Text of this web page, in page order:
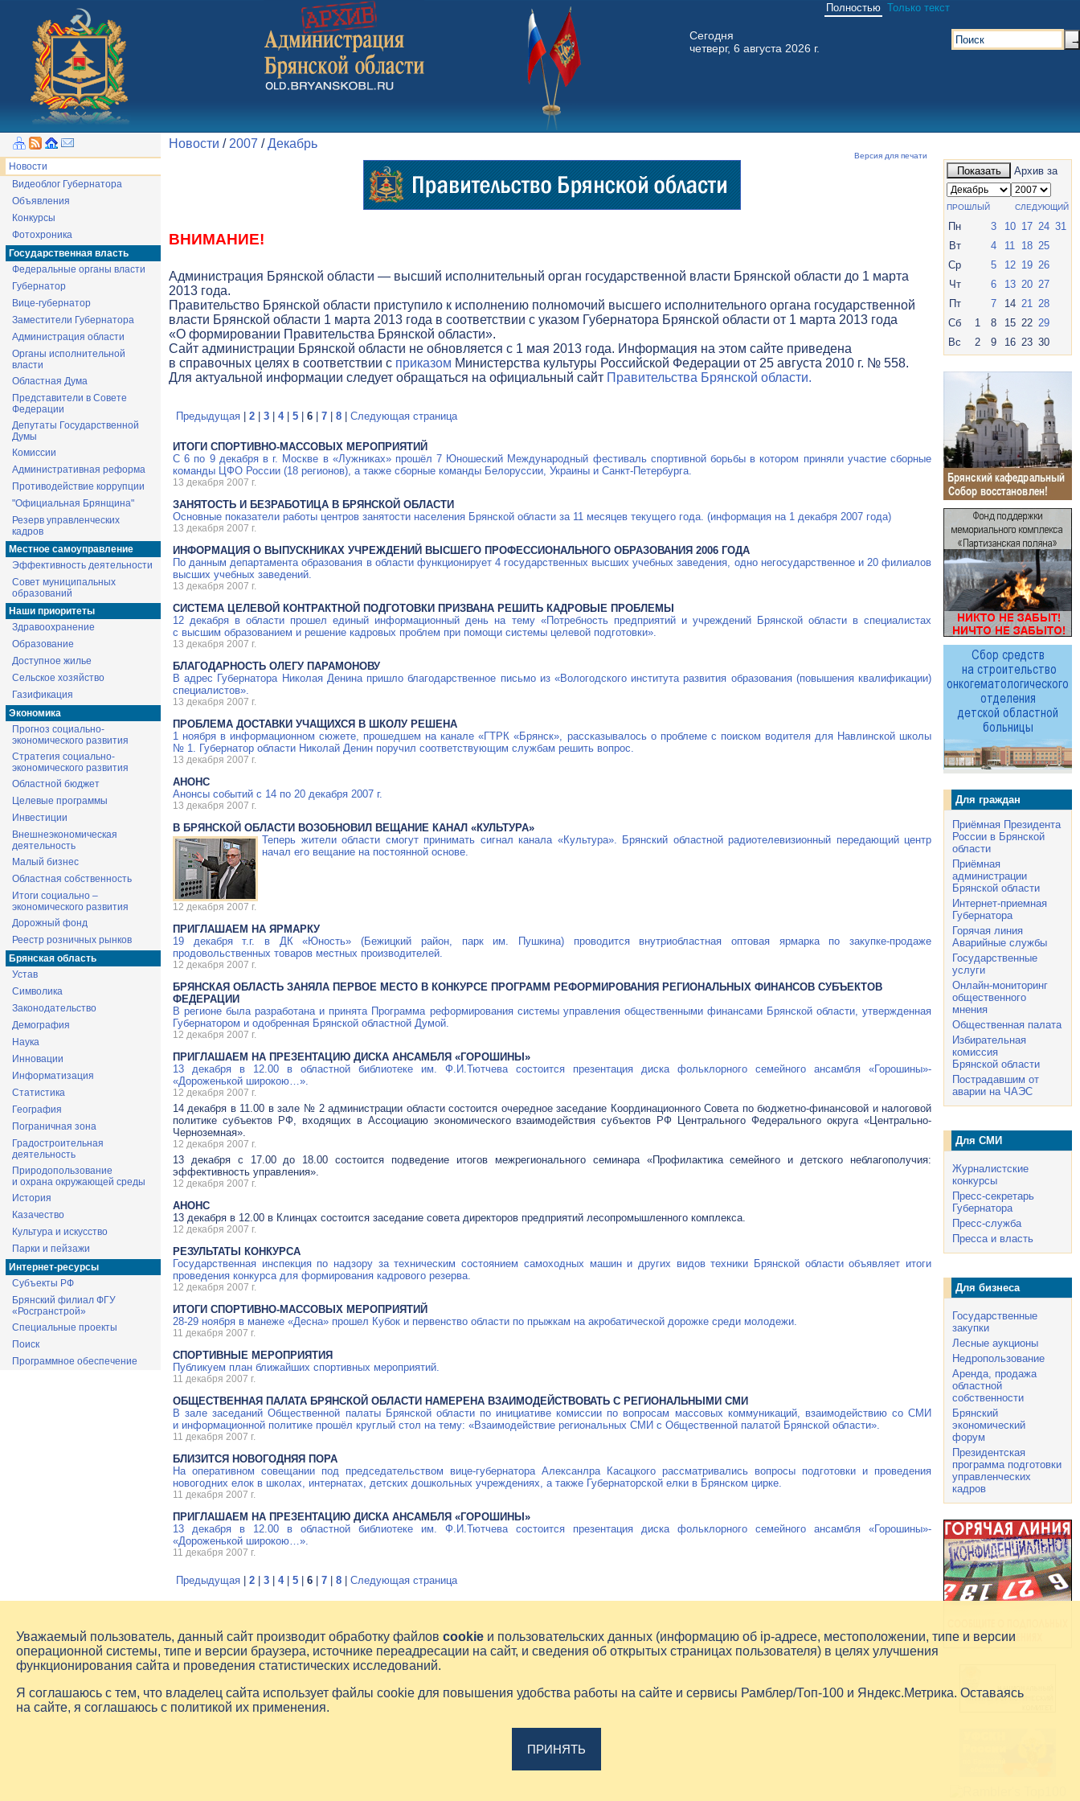
Полностью Только текст
Сегодня
четверг, 6 августа 2026 г.
→
Новости
Видеоблог Губернатора
Объявления
Конкурсы
Фотохроника
Государственная власть
Федеральные органы власти
Губернатор
Вице-губернатор
Заместители Губернатора
Администрация области
Органы исполнительной
власти
Областная Дума
Представители в Совете
Федерации
Депутаты Государственной
Думы
Комиссии
Административная реформа
Противодействие коррупции
"Официальная Брянщина"
Резерв управленческих
кадров
Местное самоуправление
Эффективность деятельности
Совет муниципальных
образований
Наши приоритеты
Здравоохранение
Образование
Доступное жилье
Сельское хозяйство
Газификация
Экономика
Прогноз социально-
экономического развития
Стратегия социально-
экономического развития
Областной бюджет
Целевые программы
Инвестиции
Внешнеэкономическая
деятельность
Малый бизнес
Областная собственность
Итоги социально –
экономического развития
Дорожный фонд
Реестр розничных рынков
Брянская область
Устав
Символика
Законодательство
Демография
Наука
Инновации
Информатизация
Статистика
География
Пограничная зона
Градостроительная
деятельность
Природопользование
и охрана окружающей среды
История
Казачество
Культура и искусство
Парки и пейзажи
Интернет-ресурсы
Субъекты РФ
Брянский филиал ФГУ
«Росгранстрой»
Специальные проекты
Поиск
Программное обеспечение
Новости / 2007 /Декабрь
Версия для печати
ВНИМАНИЕ!
Администрация Брянской области — высший исполнительный орган государственной власти Брянской области до 1 марта
2013 года.
Правительство Брянской области приступило к исполнению полномочий высшего исполнительного органа государственной
власти Брянской области 1 марта 2013 года в соответствии с указом Губернатора Брянской области от 1 марта 2013 года
«О формировании Правительства Брянской области».
Cайт администрации Брянской области не обновляется с 1 мая 2013 года. Информация на этом сайте приведена
в справочных целях в соответствии с приказом Министерства культуры Российской Федерации от 25 августа 2010 г. № 558.
Для актуальной информации следует обращаться на официальный сайт Правительства Брянской области.
Предыдущая 2 3 4| 5 6 7 8 Следующая страница
ИТОГИ СПОРТИВНО-МАССОВЫХ МЕРОПРИЯТИЙ
С 6 по 9 декабря в г. Москве в «Лужниках» прошёл 7 Юношеский Международный фестиваль спортивной борьбы в котором приняли участие сборные
команды ЦФО России (18 регионов), а также сборные команды Белоруссии, Украины и Санкт-Петербурга.
13 декабря 2007 г.
ЗАНЯТОСТЬ И БЕЗРАБОТИЦА В БРЯНСКОЙ ОБЛАСТИ
Основные показатели работы центров занятости населения Брянской области за 11 месяцев текущего года. (информация на 1 декабря 2007 года)
13 декабря 2007 г.
ИНФОРМАЦИЯ О ВЫПУСКНИКАХ УЧРЕЖДЕНИЙ ВЫСШЕГО ПРОФЕССИОНАЛЬНОГО ОБРАЗОВАНИЯ 2006 ГОДА
По данным департамента образования в области функционирует 4 государственных высших учебных заведения, одно негосударственное и 20 филиалов
высших учебных заведений.
13 декабря 2007 г.
СИСТЕМА ЦЕЛЕВОЙ КОНТРАКТНОЙ ПОДГОТОВКИ ПРИЗВАНА РЕШИТЬ КАДРОВЫЕ ПРОБЛЕМЫ
12 декабря в области прошел единый информационный день на тему «Потребность предприятий и учреждений Брянской области в специалистах
с высшим образованием и решение кадровых проблем при помощи системы целевой подготовки».
13 декабря 2007 г.
БЛАГОДАРНОСТЬ ОЛЕГУ ПАРАМОНОВУ
В адрес Губернатора Николая Денина пришло благодарственное письмо из «Вологодского института развития образования (повышения квалификации)
специалистов».
13 декабря 2007 г.
ПРОБЛЕМА ДОСТАВКИ УЧАЩИХСЯ В ШКОЛУ РЕШЕНА
1 ноября в информационном сюжете, прошедшем на канале «ГТРК «Брянск», рассказывалось о проблеме с поиском водителя для Навлинской школы
№ 1. Губернатор области Николай Денин поручил соответствующим службам решить вопрос.
13 декабря 2007 г.
АНОНС
Анонсы событий с 14 по 20 декабря 2007 г.
13 декабря 2007 г.
В БРЯНСКОЙ ОБЛАСТИ ВОЗОБНОВИЛ ВЕЩАНИЕ КАНАЛ «КУЛЬТУРА»
Теперь жители области смогут принимать сигнал канала «Культура». Брянский областной радиотелевизионный передающий центр
начал его вещание на постоянной основе.
12 декабря 2007 г.
ПРИГЛАШАЕМ НА ЯРМАРКУ
19 декабря т.г. в ДК «Юность» (Бежицкий район, парк им. Пушкина) проводится внутриобластная оптовая ярмарка по закупке-продаже
продовольственных товаров местных производителей.
12 декабря 2007 г.
БРЯНСКАЯ ОБЛАСТЬ ЗАНЯЛА ПЕРВОЕ МЕСТО В КОНКУРСЕ ПРОГРАММ РЕФОРМИРОВАНИЯ РЕГИОНАЛЬНЫХ ФИНАНСОВ СУБЪЕКТОВ
ФЕДЕРАЦИИ
В регионе была разработана и принята Программа реформирования системы управления общественными финансами Брянской области, утвержденная
Губернатором и одобренная Брянской областной Думой.
12 декабря 2007 г.
ПРИГЛАШАЕМ НА ПРЕЗЕНТАЦИЮ ДИСКА АНСАМБЛЯ «ГОРОШИНЫ»
13 декабря в 12.00 в областной библиотеке им. Ф.И.Тютчева состоится презентация диска фольклорного семейного ансамбля «Горошины»-
«Дороженькой широкою…».
12 декабря 2007 г.
14 декабря в 11.00 в зале № 2 администрации области состоится очередное заседание Координационного Совета по бюджетно-финансовой и налоговой
политике субъектов РФ, входящих в Ассоциацию экономического взаимодействия субъектов РФ Центрального Федерального округа «Центрально-
Черноземная».
12 декабря 2007 г.
13 декабря с 17.00 до 18.00 состоится подведение итогов межрегионального семинара «Профилактика семейного и детского неблагополучия:
эффективность управления».
12 декабря 2007 г.
АНОНС
13 декабря в 12.00 в Клинцах состоится заседание совета директоров предприятий лесопромышленного комплекса.
12 декабря 2007 г.
РЕЗУЛЬТАТЫ КОНКУРСА
Государственная инспекция по надзору за техническим состоянием самоходных машин и других видов техники Брянской области объявляет итоги
проведения конкурса для формирования кадрового резерва.
12 декабря 2007 г.
ИТОГИ СПОРТИВНО-МАССОВЫХ МЕРОПРИЯТИЙ
28-29 ноября в манеже «Десна» прошел Кубок и первенство области по прыжкам на акробатической дорожке среди молодежи.
11 декабря 2007 г.
СПОРТИВНЫЕ МЕРОПРИЯТИЯ
Публикуем план ближайших спортивных мероприятий.
11 декабря 2007 г.
ОБЩЕСТВЕННАЯ ПАЛАТА БРЯНСКОЙ ОБЛАСТИ НАМЕРЕНА ВЗАИМОДЕЙСТВОВАТЬ С РЕГИОНАЛЬНЫМИ СМИ
В зале заседаний Общественной палаты Брянской области по инициативе комиссии по вопросам массовых коммуникаций, взаимодействию со СМИ
и информационной политике прошёл круглый стол на тему: «Взаимодействие региональных СМИ с Общественной палатой Брянской области».
11 декабря 2007 г.
БЛИЗИТСЯ НОВОГОДНЯЯ ПОРА
На оперативном совещании под председательством вице-губернатора Алексанлра Касацкого рассматривались вопросы подготовки и проведения
новогодних елок в школах, интернатах, детских дошкольных учреждениях, а также Губернаторской елки в Брянском цирке.
11 декабря 2007 г.
ПРИГЛАШАЕМ НА ПРЕЗЕНТАЦИЮ ДИСКА АНСАМБЛЯ «ГОРОШИНЫ»
13 декабря в 12.00 в областной библиотеке им. Ф.И.Тютчева состоится презентация диска фольклорного семейного ансамбля «Горошины»-
«Дороженькой широкою…».
11 декабря 2007 г.
Предыдущая 2 3 4| 5 6 7 8 Следующая страница
Показать Архив за
ПРОШЛЫЙ СЛЕДУЮЩИЙ
Пн 3 10 17 24 31
Вт
4 11 18 25
Ср
5 12 19 26
Чт
6 13 20 27
Пт
7 14 21 28
Сб
1 8 15 22 29
Вс
2 9 16 23 30
Для граждан
Приёмная Президента
России в Брянской
области
Приёмная
администрации
Брянской области
Интернет-приемная
Губернатора
Горячая линия
Аварийные службы
Государственные
услуги
Онлайн-мониторинг
общественного
мнения
Общественная палата
Избирательная
комиссия
Брянской области
Пострадавшим от
аварии на ЧАЭС
Для СМИ
Журналистские
конкурсы
Пресс-секретарь
Губернатора
Пресс-служба
Пресса и власть
Для бизнеса
Государственные
закупки
Лесные аукционы
Недропользование
Аренда, продажа
областной
собственности
Брянский
экономический
форум
Президентская
программа подготовки
управленческих
кадров
Уважаемый пользователь, данный сайт производит обработку файлов cookie и пользовательских данных (информацию об ip-адресе, местоположении, типе и версии
операционной системы, типе и версии браузера, источнике переадресации на сайт, и сведения об открытых страницах пользователя) в целях улучшения
функционирования сайта и проведения статистических исследований.
Я соглашаюсь с тем, что владелец сайта использует файлы cookie для повышения удобства работы на сайте и сервисы Рамблер/Топ-100 и Яндекс.Метрика. Оставаясь
на сайте, я соглашаюсь с политикой их применения.
ПРИНЯТЬ